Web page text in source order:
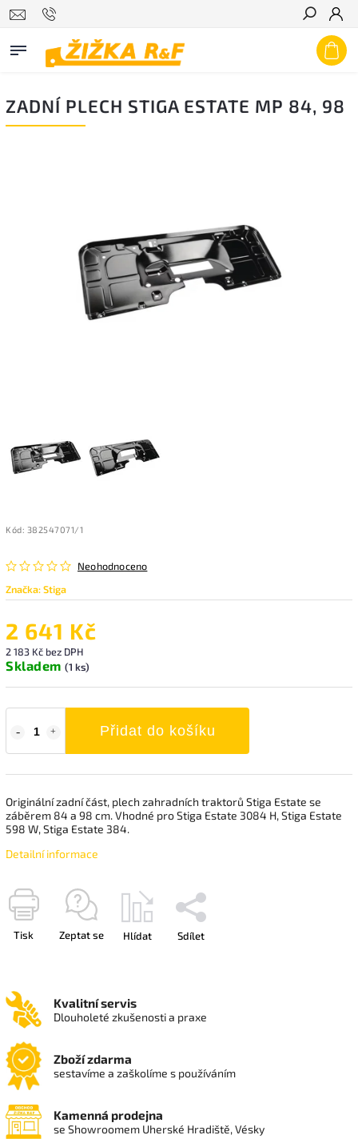
Hledat
ZADNÍ PLECH STIGA ESTATE MP 84, 98
Kód: 382547071/1
Neohodnoceno
Značka:Stiga
2 641 Kč
2 183 Kč bez DPH
Skladem (1 ks)
Přidat do košíku
Originální zadní část, plech zahradních traktorů Stiga Estate se
záběrem 84 a 98 cm. Vhodné pro Stiga Estate 3084 H, Stiga Estate
598 W, Stiga Estate 384.
Detailní informace
Tisk Zeptat se Hlídat Sdílet
Kvalitní servis
Dlouholeté zkušenosti a praxe
Zboží zdarma
sestavíme a zaškolíme s používáním
Kamenná prodejna
se Showroomem Uherské Hradiště, Vésky